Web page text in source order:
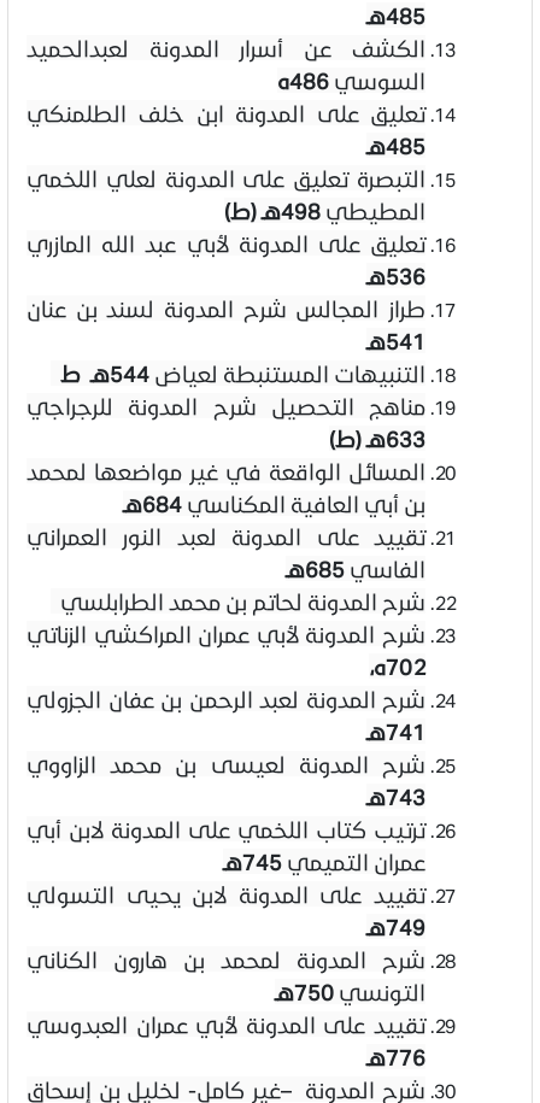
485هـ
الكشف عن أسرار المدونة لعبدالحميد
السوسي486ه
تعليق على المدونة ابن خلف الطلمنكي
485هـ
التبصرة تعليق على المدونة لعلي اللخمي
المطيطي498هـ (ط)
تعليق على المدونة لأبي عبد الله المازري
536هـ
طراز المجالس شرح المدونة لسند بن عنان
541هـ
التنبيهات المستنبطة لعياض544هـ ط
مناهج التحصيل شرح المدونة للرجراجي
633هـ (ط)
المسائل الواقعة في غير مواضعها لمحمد
بن أبي العافية المكناسي684هـ
تقييد على المدونة لعبد النور العمراني
الفاسي685هـ
شرح المدونة لحاتم بن محمد الطرابلسي
شرح المدونة لأبي عمران المراكشي الزناتي
702ه،
شرح المدونة لعبد الرحمن بن عفان الجزولي
741هـ
شرح المدونة لعيسى بن محمد الزاووي
743هـ
ترتيب كتاب اللخمي على المدونة لابن أبي
عمران التميمي745هـ
تقييد على المدونة لابن يحيى التسولي
749هـ
شرح المدونة لمحمد بن هارون الكناني
التونسي750هـ
تقييد على المدونة لأبي عمران العبدوسي
776هـ
شرح المدونة– غير كامل- لخليل بن إسحاق